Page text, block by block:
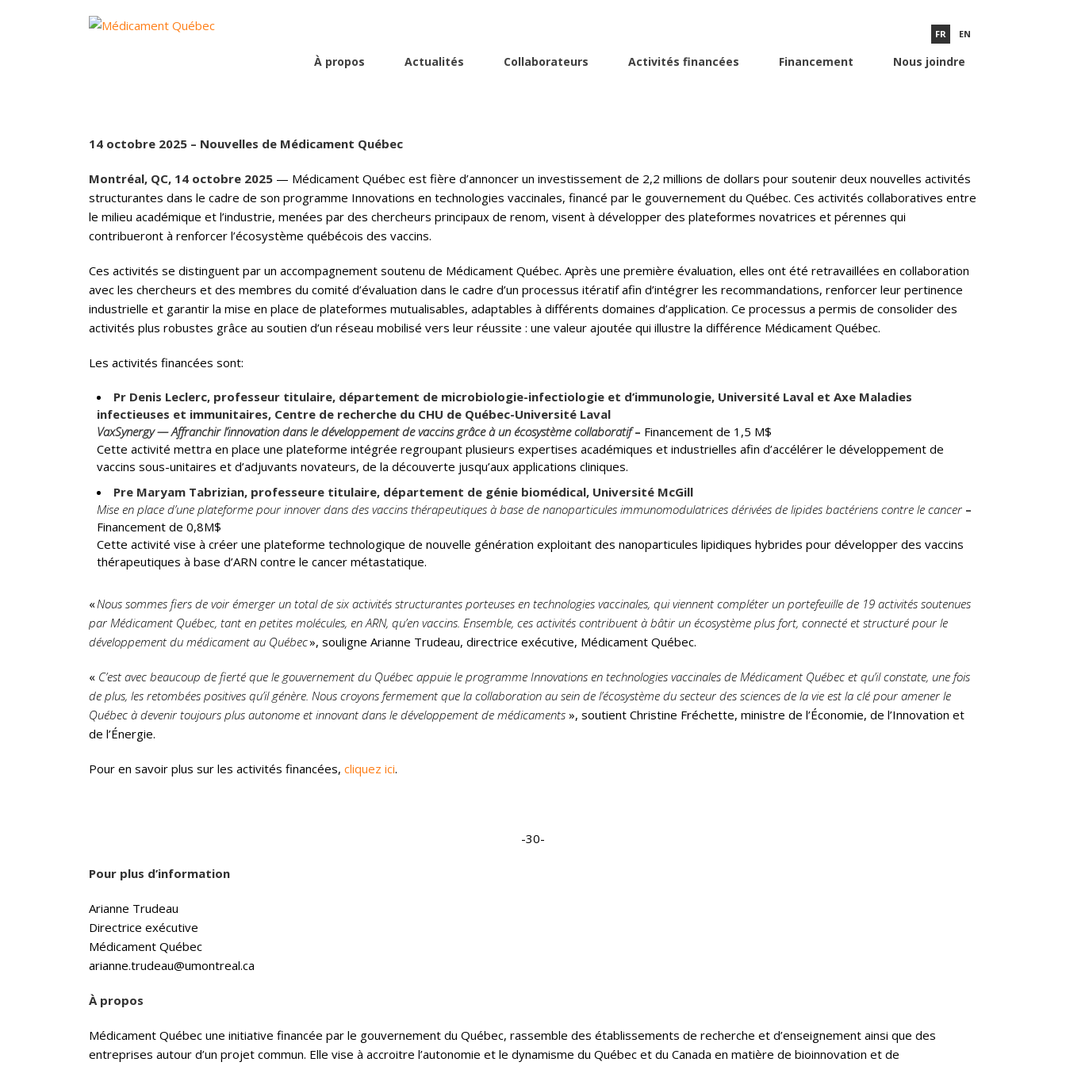
FR EN
À propos Actualités Collaborateurs Activités financées Financement Nous joindre
14 octobre 2025 – Nouvelles de Médicament Québec
Montréal, QC, 14 octobre 2025 — Médicament Québec est fière d’annoncer un investissement de 2,2 millions de dollars pour soutenir deux nouvelles activités
structurantes dans le cadre de son programme Innovations en technologies vaccinales, financé par le gouvernement du Québec. Ces activités collaboratives entre
le milieu académique et l’industrie, menées par des chercheurs principaux de renom, visent à développer des plateformes novatrices et pérennes qui
contribueront à renforcer l’écosystème québécois des vaccins.
Ces activités se distinguent par un accompagnement soutenu de Médicament Québec. Après une première évaluation, elles ont été retravaillées en collaboration
avec les chercheurs et des membres du comité d’évaluation dans le cadre d’un processus itératif afin d’intégrer les recommandations, renforcer leur pertinence
industrielle et garantir la mise en place de plateformes mutualisables, adaptables à différents domaines d’application. Ce processus a permis de consolider des
activités plus robustes grâce au soutien d’un réseau mobilisé vers leur réussite : une valeur ajoutée qui illustre la différence Médicament Québec.
Les activités financées sont:
Pr Denis Leclerc, professeur titulaire, département de microbiologie-infectiologie et d’immunologie, Université Laval et Axe Maladies
infectieuses et immunitaires, Centre de recherche du CHU de Québec-Université Laval
VaxSynergy — Affranchir l’innovation dans le développement de vaccins grâce à un écosystème collaboratif– Financement de 1,5 M$
Cette activité mettra en place une plateforme intégrée regroupant plusieurs expertises académiques et industrielles afin d’accélérer le développement de
vaccins sous-unitaires et d’adjuvants novateurs, de la découverte jusqu’aux applications cliniques.
Pre Maryam Tabrizian, professeure titulaire, département de génie biomédical, Université McGill
Mise en place d’une plateforme pour innover dans des vaccins thérapeutiques à base de nanoparticules immunomodulatrices dérivées de lipides bactériens contre le cancer –
Financement de 0,8M$
Cette activité vise à créer une plateforme technologique de nouvelle génération exploitant des nanoparticules lipidiques hybrides pour développer des vaccins
thérapeutiques à base d’ARN contre le cancer métastatique.
«Nous sommes fiers de voir émerger un total de six activités structurantes porteuses en technologies vaccinales, qui viennent compléter un portefeuille de 19 activités soutenues
par Médicament Québec, tant en petites molécules, en ARN, qu’en vaccins. Ensemble, ces activités contribuent à bâtir un écosystème plus fort, connecté et structuré pour le
développement du médicament au Québec», souligne Arianne Trudeau, directrice exécutive, Médicament Québec.
« C’est avec beaucoup de fierté que le gouvernement du Québec appuie le programme Innovations en technologies vaccinales de Médicament Québec et qu’il constate, une fois
de plus, les retombées positives qu’il génère. Nous croyons fermement que la collaboration au sein de l’écosystème du secteur des sciences de la vie est la clé pour amener le
Québec à devenir toujours plus autonome et innovant dans le développement de médicaments », soutient Christine Fréchette, ministre de l’Économie, de l’Innovation et
de l’Énergie.
Pour en savoir plus sur les activités financées, cliquez ici.
-30-
Pour plus d’information
Arianne Trudeau
Directrice exécutive
Médicament Québec
arianne.trudeau@umontreal.ca
À propos
Médicament Québec une initiative financée par le gouvernement du Québec, rassemble des établissements de recherche et d’enseignement ainsi que des
entreprises autour d’un projet commun. Elle vise à accroitre l’autonomie et le dynamisme du Québec et du Canada en matière de bioinnovation et de